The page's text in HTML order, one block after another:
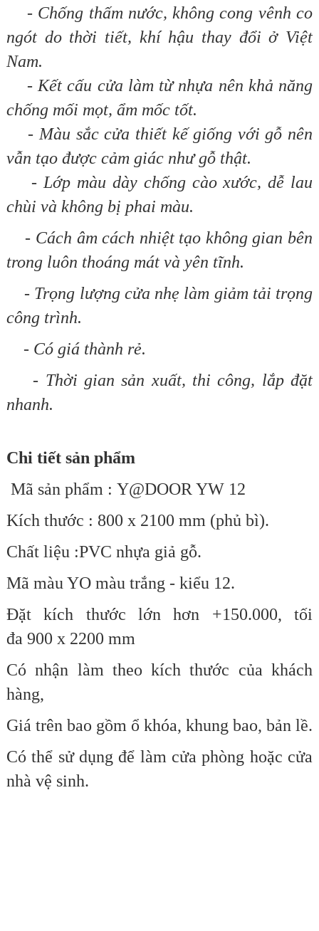
- Chống thấm nước, không cong vênh co
ngót do thời tiết, khí hậu thay đổi ở Việt
Nam.
- Kết cấu cửa làm từ nhựa nên khả năng
chống mối mọt, ẩm mốc tốt.
- Màu sắc cửa thiết kế giống với gỗ nên
vẫn tạo được cảm giác như gỗ thật.
- Lớp màu dày chống cào xước, dễ lau
chùi và không bị phai màu.
- Cách âm cách nhiệt tạo không gian bên
trong luôn thoáng mát và yên tĩnh.
- Trọng lượng cửa nhẹ làm giảm tải trọng
công trình.
- Có giá thành rẻ.
- Thời gian sản xuất, thi công, lắp đặt
nhanh.
Chi tiết sản phẩm
Mã sản phẩm : Y@DOOR YW 12
Kích thước : 800 x 2100 mm (phủ bì).
Chất liệu :PVC nhựa giả gỗ.
Mã màu YO màu trắng - kiểu 12.
Đặt kích thước lớn hơn +150.000,tối
đa 900 x 2200 mm
Có nhận làm theo kích thước của khách
hàng,
Giá trên bao gồm ổ khóa, khung bao, bản lề.
Có thể sử dụng để làm cửa phòng hoặc cửa
nhà vệ sinh.